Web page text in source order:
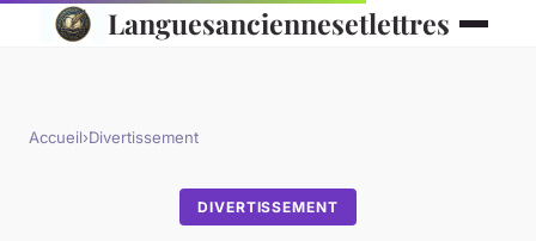
Languesanciennesetlettres
Accueil›Divertissement
DIVERTISSEMENT